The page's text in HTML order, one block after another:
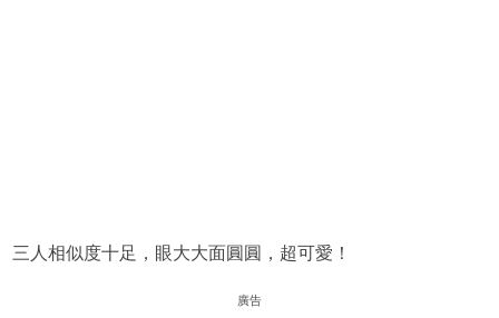
三人相似度十足，眼大大面圓圓，超可愛！
廣告